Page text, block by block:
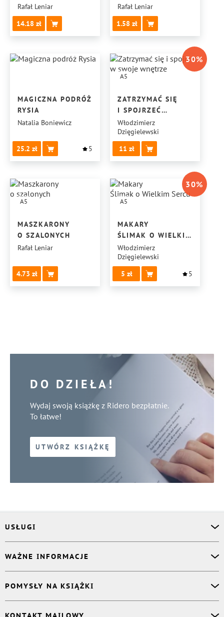
Rafał Leniar
14.18
Rafał Leniar
1.58
MAGICZNA PODRÓŻ
RYSIA
Natalia Boniewicz
25.2 5
A5
30%
ZATRZYMAĆ SIĘ
I SPOJRZEĆ
W SWOJE WNĘTRZE
Włodzimierz
Dzięgielewski
11
A5
MASZKARONY
O SZALONYCH
Rafał Leniar
4.73
A5
30%
MAKARY
ŚLIMAK O WIELKIM
SERCU
Włodzimierz
Dzięgielewski
5
5
DO DZIEŁA!
Wydaj swoją książkę z Ridero bezpłatnie.
To łatwe!
UTWÓRZ KSIĄŻKĘ
USŁUGI
Korektor
Projektant okładki
Druk Twojej książki
Publikacja
WAŻNE INFORMACJE
Książki Ridero
Pomoc
POMYSŁY NA KSIĄŻKI